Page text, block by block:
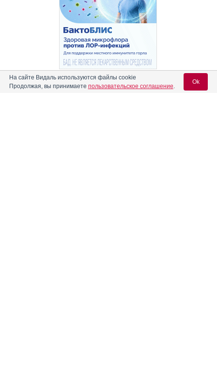
Реклама
На сайте Видаль используются файлы cookie
Продолжая, вы принимаете пользовательское соглашение.
Ok